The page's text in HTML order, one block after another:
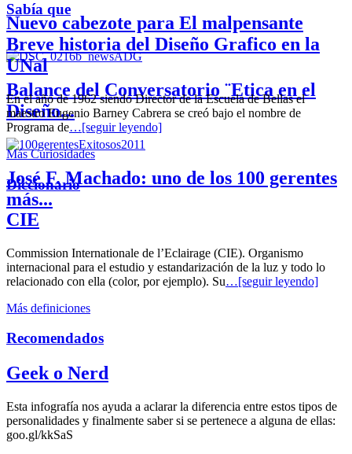
Nuevo cabezote para El malpensante
Balance del Conversatorio ¨Etica en el
Diseño...
José F. Machado: uno de los 100 gerentes
más...
Sabía que
Breve historia del Diseño Grafico en la
UNal
En el año de 1962 siendo Director de la Escuela de Bellas el
maestro Eugenio Barney Cabrera se creó bajo el nombre de
Programa de…[seguir leyendo]
Más Curiosidades
Diccionario
CIE
Commission Internationale de l’Eclairage (CIE). Organismo
internacional para el estudio y estandarización de la luz y todo lo
relacionado con ella (color, por ejemplo). Su…[seguir leyendo]
Más definiciones
Recomendados
Geek o Nerd
Esta infografía nos ayuda a aclarar la diferencia entre estos tipos de
personalidades y finalmente saber si se pertenece a alguna de ellas:
goo.gl/kkSaS